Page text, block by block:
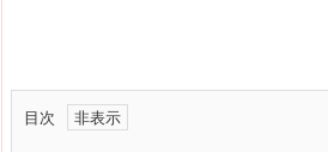
目次